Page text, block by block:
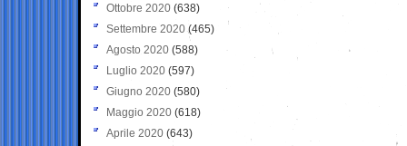
Ottobre 2020 (638)
Settembre 2020(465)
Agosto 2020 (588)
Luglio 2020 (597)
Giugno 2020 (580)
Maggio 2020 (618)
Aprile 2020 (643)